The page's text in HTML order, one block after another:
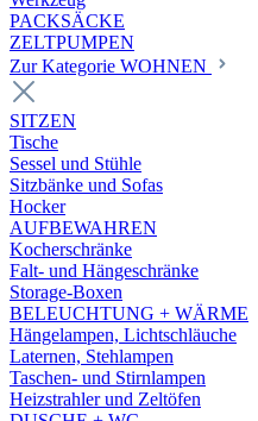
PACKSÄCKE
ZELTPUMPEN
Zur Kategorie WOHNEN
SITZEN
Tische
Sessel und Stühle
Sitzbänke und Sofas
Hocker
AUFBEWAHREN
Kocherschränke
Falt- und Hängeschränke
Storage-Boxen
BELEUCHTUNG + WÄRME
Hängelampen, Lichtschläuche
Laternen, Stehlampen
Taschen- und Stirnlampen
Heizstrahler und Zeltöfen